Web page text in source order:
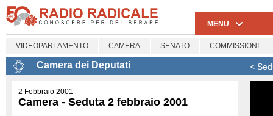
MENU
VIDEOPARLAMENTO CAMERA SENATO COMMISSIONI
Camera dei Deputati <
2 Febbraio 2001
Camera - Seduta 2 febbraio 2001